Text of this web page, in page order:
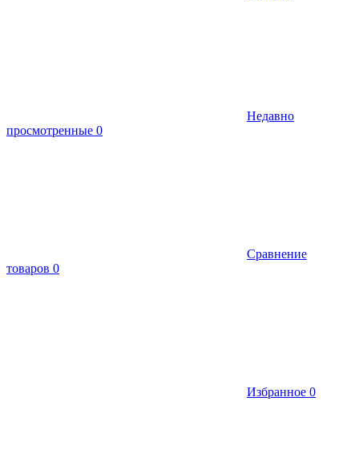
Недавно
просмотренные 0
Сравнение
товаров 0
Избранное 0